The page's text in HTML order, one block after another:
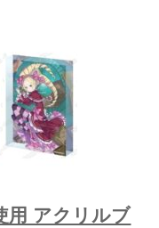
用 アクリルブ